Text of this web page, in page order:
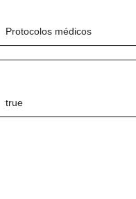
Protocolos médicos
true